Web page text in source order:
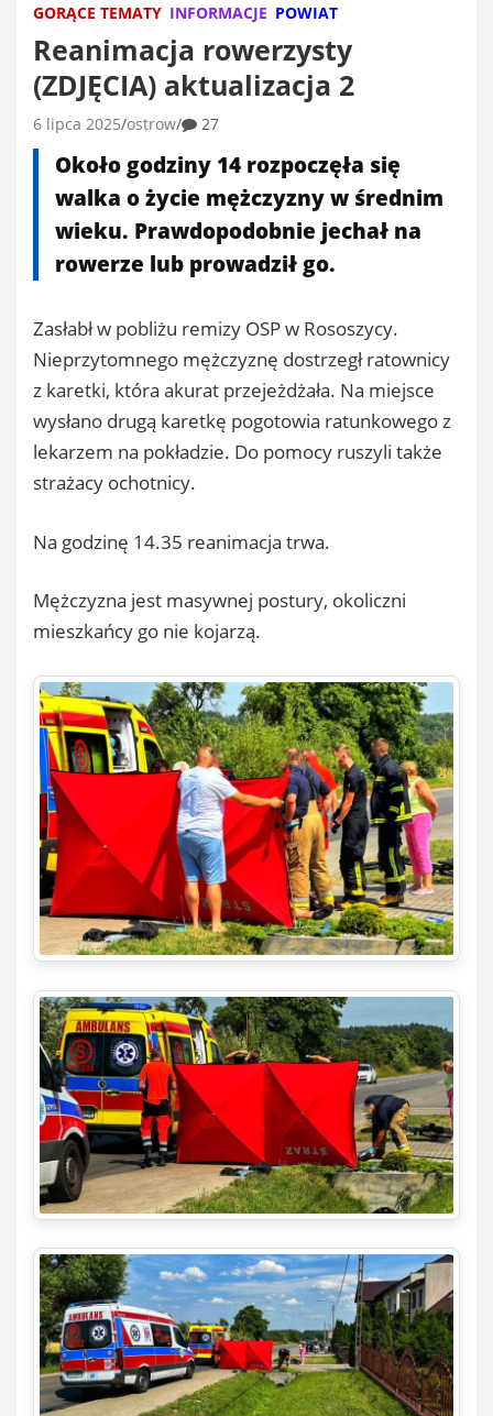
GORĄCE TEMATY INFORMACJE POWIAT
Reanimacja rowerzysty
(ZDJĘCIA) aktualizacja 2
6 lipca 2025 ostrow 27
Około godziny 14 rozpoczęła się
walka o życie mężczyzny w średnim
wieku. Prawdopodobnie jechał na
rowerze lub prowadził go.
Zasłabł w pobliżu remizy OSP w Rososzycy.
Nieprzytomnego mężczyznę dostrzegł ratownicy
z karetki, która akurat przejeżdżała. Na miejsce
wysłano drugą karetkę pogotowia ratunkowego z
lekarzem na pokładzie. Do pomocy ruszyli także
strażacy ochotnicy.
Na godzinę 14.35 reanimacja trwa.
Mężczyzna jest masywnej postury, okoliczni
mieszkańcy go nie kojarzą.